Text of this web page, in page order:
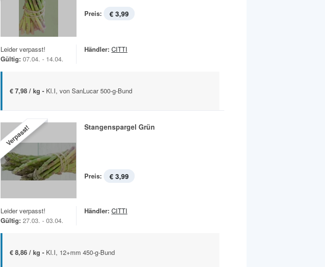
Preis: € 3,99
Leider verpasst!
Gültig: 07.04. - 14.04.
Händler: CITTI
€ 7,98 / kg - Kl.I, von SanLucar 500-g-Bund
Verpasst! Stangenspargel Grün
Preis: € 3,99
Leider verpasst!
Gültig: 27.03. - 03.04.
Händler: CITTI
€ 8,86 / kg - Kl.I, 12+mm 450-g-Bund